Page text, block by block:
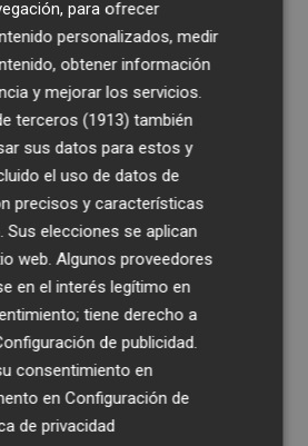
para ofrecer
personalizados, medir
obtener información
y mejorar los servicios.
terceros (1913) también
sus datos para estos y
el uso de datos de
precisos y características
Sus elecciones se aplican
web. Algunos proveedores
en el interés legítimo en
tiene derecho a
de publicidad
consentimiento en
enConfiguración de
de privacidad